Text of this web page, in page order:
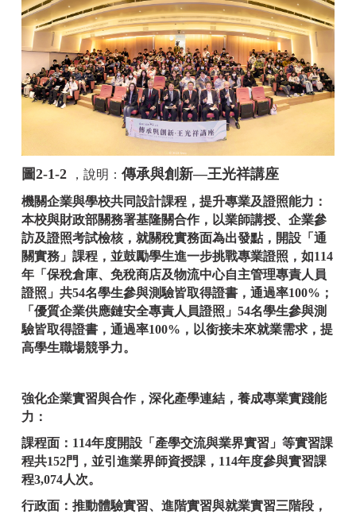
圖2-1-2 ，說明： 傳承與創新—王光祥講座
機關企業與學校共同設計課程，提升專業及證照能力：
本校與財政部關務署基隆關合作，以業師講授、企業參
訪及證照考試檢核，就關稅實務面為出發點，開設「通
關實務」課程，並鼓勵學生進一步挑戰專業證照，如114
年「保稅倉庫、免稅商店及物流中心自主管理專責人員
證照」共54名學生參與測驗皆取得證書，通過率100%；
「優質企業供應鏈安全專責人員證照」54名學生參與測
驗皆取得證書，通過率100%，以銜接未來就業需求，提
高學生職場競爭力。
強化企業實習與合作，深化產學連結，養成專業實踐能
力：
課程面：114年度開設「產學交流與業界實習」等實習課
程共152門，並引進業界師資授課，114年度參與實習課
程3,074人次。
行政面：推動體驗實習、進階實習與就業實習三階段，